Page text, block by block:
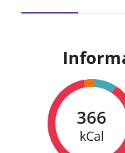
366
kCal